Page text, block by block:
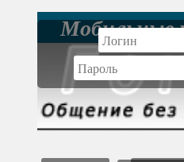
Мобильные